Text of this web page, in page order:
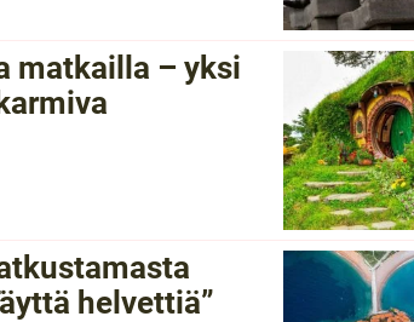
matkailla – yksi
helvettiä”